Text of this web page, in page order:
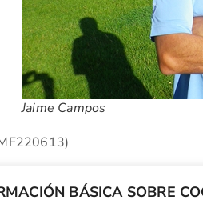
BÁSICA SOBRE
Jaime Campos